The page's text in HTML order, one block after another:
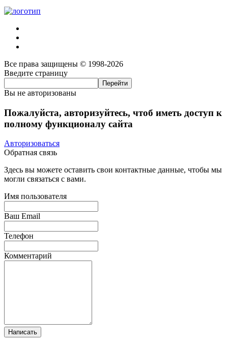
Все права защищены © 1998-2026
Введите страницу
Вы не авторизованы
Пожалуйста, авторизуйтесь, чтоб иметь доступ к
полному функционалу сайта
Авторизоваться
Обратная связь
Здесь вы можете оставить свои контактные данные, чтобы мы
могли связаться с вами.
Имя пользователя
Ваш Email
Телефон
Комментарий
Написать